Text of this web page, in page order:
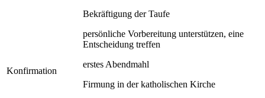
Konfirmation
Bekräftigung der Taufe
persönliche Vorbereitung unterstützen, eine
Entscheidung treffen
erstes Abendmahl
Firmung in der katholischen Kirche